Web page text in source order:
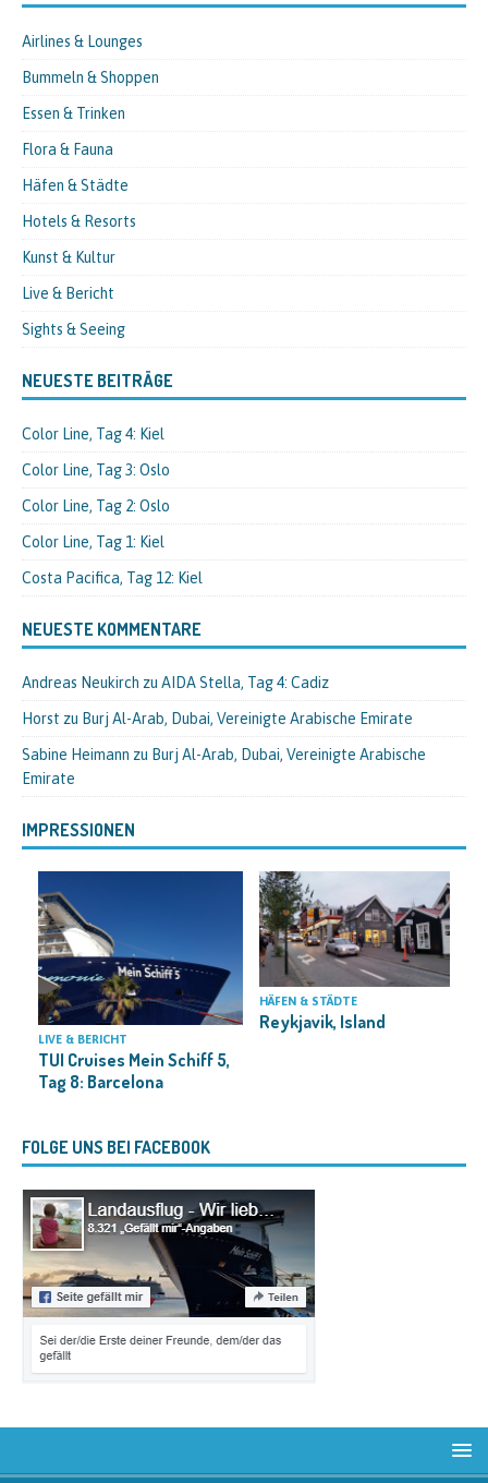
Airlines & Lounges
Bummeln & Shoppen
Essen & Trinken
Flora & Fauna
Häfen & Städte
Hotels & Resorts
Kunst & Kultur
Live & Bericht
Sights & Seeing
NEUESTE BEITRÄGE
Color Line, Tag 4: Kiel
Color Line, Tag 3: Oslo
Color Line, Tag 2: Oslo
Color Line, Tag 1: Kiel
Costa Pacifica, Tag 12: Kiel
NEUESTE KOMMENTARE
Andreas Neukirch zu AIDA Stella, Tag 4: Cadiz
Horst zu Burj Al-Arab, Dubai, Vereinigte Arabische Emirate
Sabine Heimann zu Burj Al-Arab, Dubai, Vereinigte Arabische
Emirate
IMPRESSIONEN
LIVE & BERICHT
TUI Cruises Mein Schiff 5,
Tag 8: Barcelona
HÄFEN & STÄDTE
Reykjavik, Island
FOLGE UNS BEI FACEBOOK